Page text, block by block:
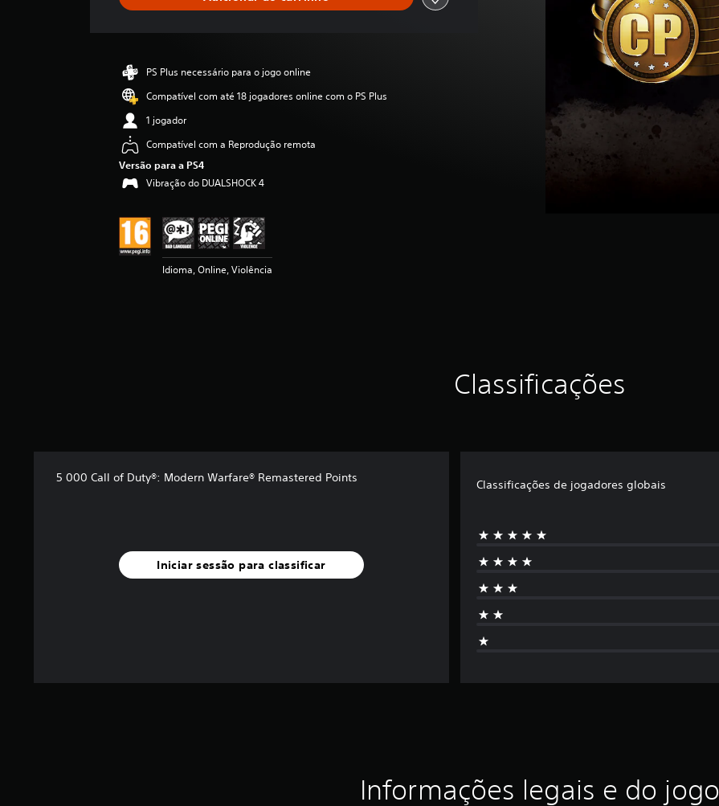
l
s
c
a
ç
ã
PS Plus necessário para o jogo online
Compatível com até 18 jogadores online com o PS Plus
1 jogador
Compatível com a Reprodução remota
Versão para a PS4
Vibração do DUALSHOCK 4
Idioma, Online, Violência
Classificações
5 000 Call of Duty®: Modern Warfare® Remastered Points
Iniciar sessão para classificar
Classificações de jogadores globais
Informações legais e do jogo